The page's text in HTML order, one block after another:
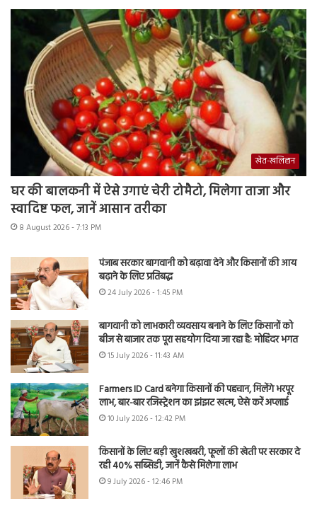
खेत-खलिहान
घर की बालकनी में ऐसे उगाएं चेरी टोमैटो, मिलेगा ताजा और
स्वादिष्ट फल, जानें आसान तरीका
8 August 2026 - 7:13 PM
पंजाब सरकार बागवानी को बढ़ावा देने और किसानों की आय
बढ़ाने के लिए प्रतिबद्ध
24 July 2026 - 1:45 PM
बागवानी को लाभकारी व्यवसाय बनाने के लिए किसानों को
बीज से बाजार तक पूरा सहयोग दिया जा रहा है: मोहिंदर भगत
15 July 2026 - 11:43 AM
Farmers ID Card बनेगा किसानों की पहचान, मिलेंगे भरपूर
लाभ, बार-बार रजिस्ट्रेशन का झंझट खत्म, ऐसे करें अप्लाई
10 July 2026 - 12:42 PM
किसानों के लिए बड़ी खुशखबरी, फूलों की खेती पर सरकार दे
रही 40% सब्सिडी, जानें कैसे मिलेगा लाभ
9 July 2026 - 12:46 PM